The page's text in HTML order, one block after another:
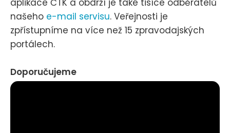
našeho e-mail servisu. Veřejnosti je
zpřístupníme na více než 15 zpravodajských
portálech.
Doporučujeme